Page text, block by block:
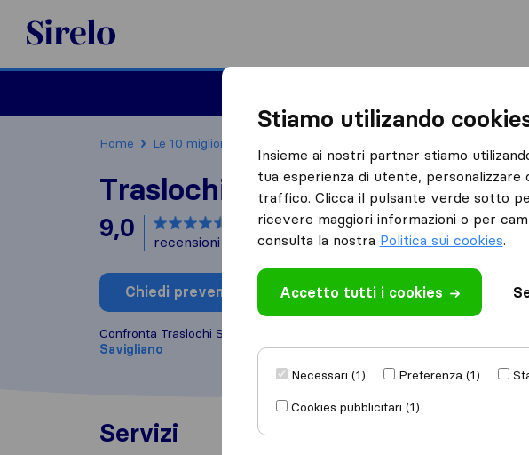
Sirelo.it
Home Le 10 migliori aziende di traslochi in Italia
Traslochi Sgombero Express
9,0 basato su14
recensioni di Sirelo e Google
i
Chiedi preventivo Scrivi una recensione
Confronta Traslochi Sgombero Express con altre
Savigliano
Servizi
Stiamo utilizando
Insieme ai nostri partner stiamo
tua esperienza di utente,
traffico. Clicca il pulsante verde sotto
ricevere maggiori informazioni o per
consulta la nostra Politica sui cookies.
Accetto tutti i cookies
Necessari (1) Preferenza (1)
Cookies pubblicitari (1)